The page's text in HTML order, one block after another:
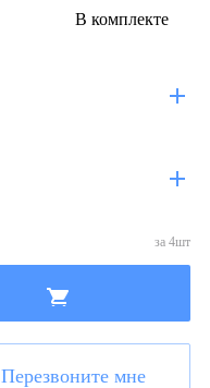
В комплекте
за 4шт
Перезвоните мне